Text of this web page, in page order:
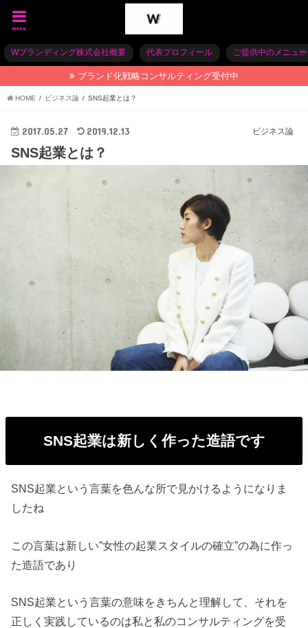
menu
Wブランディング株式会社概要 代表プロフィール ご提供中のメニュー
ブランド化戦略コンサルティング受付中
HOME ビジネス論 SNS起業とは？
ビジネス論
2017.05.27 2019.12.13
SNS起業とは？
SNS起業は新しく作った造語です
SNS起業という言葉を色んな所で見かけるようになりま
したね
この言葉は新しい”女性の起業スタイルの確立”の為に作っ
た造語であり
SNS起業という言葉の意味をきちんと理解して、それを
正しく実践しているのは私と私のコンサルティングを受